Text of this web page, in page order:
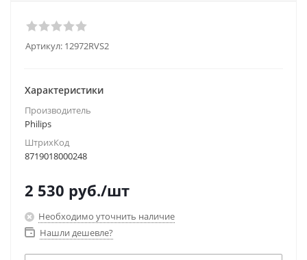
Артикул: 12972RVS2
Характеристики
Производитель
Philips
ШтрихКод
8719018000248
2 530 руб./шт
Необходимо уточнить наличие
Нашли дешевле?